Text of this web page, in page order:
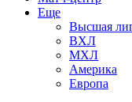
Еще
Высшая
ВХЛ
МХЛ
Америка
Европа